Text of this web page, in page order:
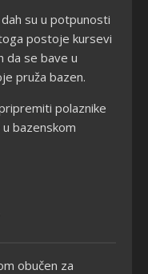
su u potpunosti
postoje kursevi
da se bave u
pruža bazen.
polaznike
bazenskom
obučen za